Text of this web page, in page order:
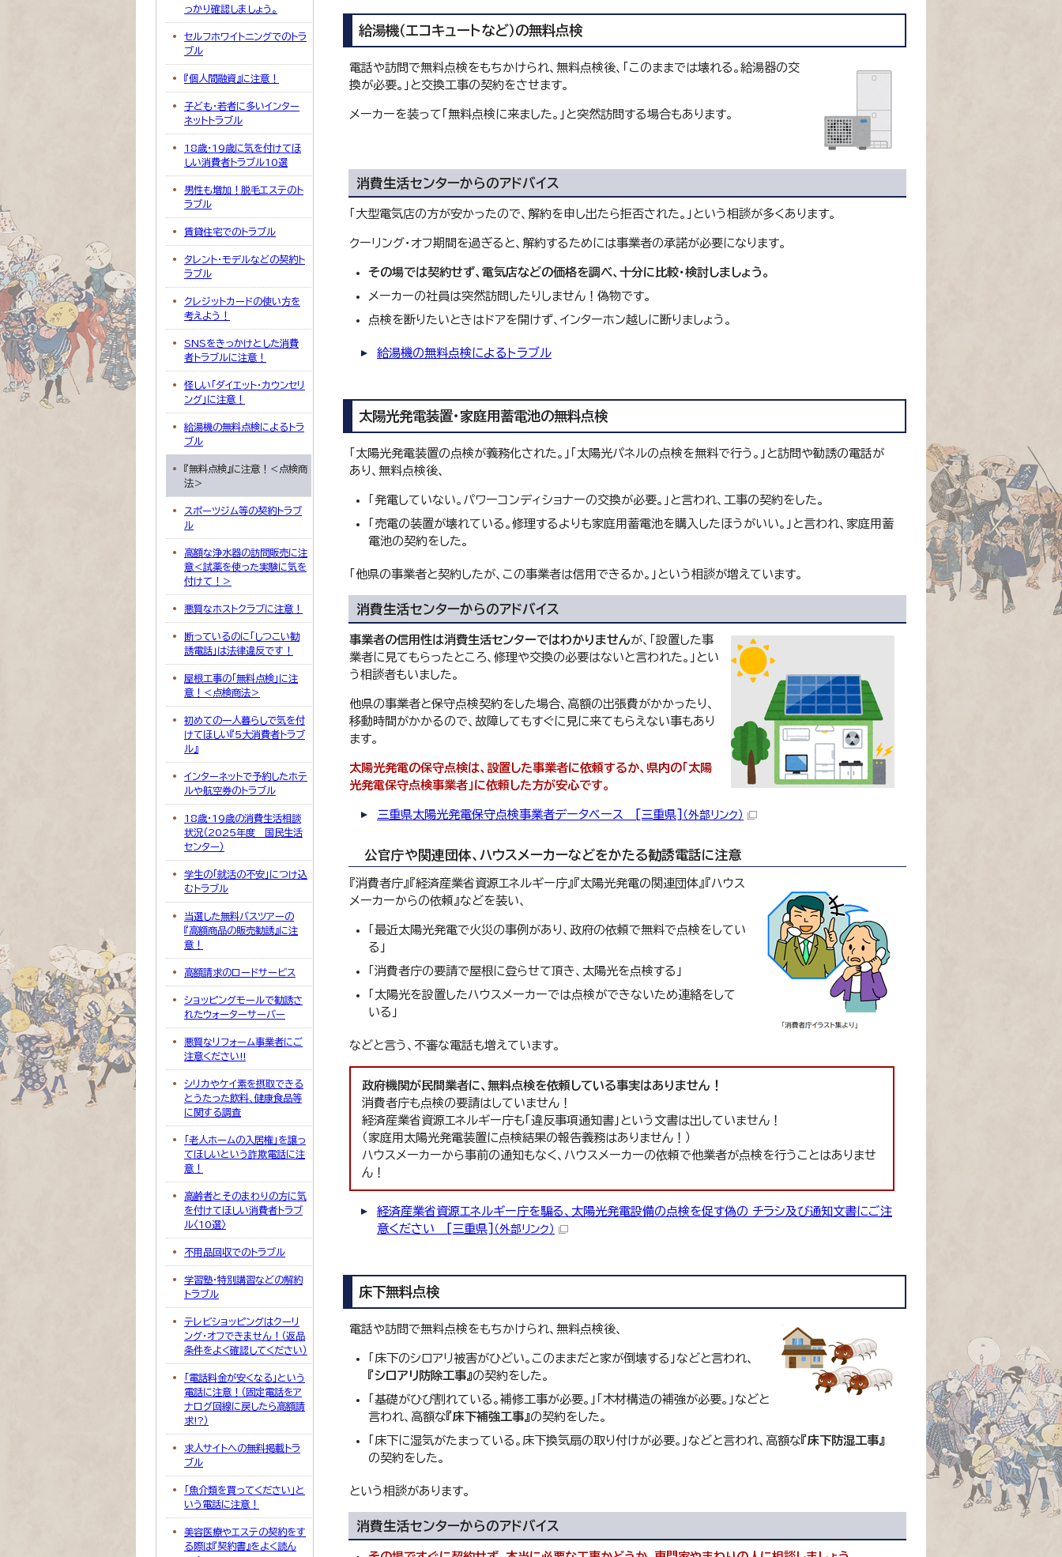
給湯機（エコキュートなど）の無料点検
電話や訪問で無料点検をもちかけられ、無料点検後、「このままでは壊れる。給湯器の交
換が必要。」と交換工事の契約をさせます。
メーカーを装って「無料点検に来ました。」と突然訪問する場合もあります。
消費生活センターからのアドバイス
「大型電気店の方が安かったので、解約を申し出たら拒否された。」という相談が多くあります。
クーリング・オフ期間を過ぎると、解約するためには事業者の承諾が必要になります。
その場では契約せず、電気店などの価格を調べ、十分に比較・検討しましょう。
メーカーの社員は突然訪問したりしません！偽物です。
点検を断りたいときはドアを開けず、インターホン越しに断りましょう。
給湯機の無料点検によるトラブル
太陽光発電装置・家庭用蓄電池の無料点検
「太陽光発電装置の点検が義務化された。」「太陽光パネルの点検を無料で行う。」と訪問や勧誘の電話が
あり、無料点検後、
「発電していない。パワーコンディショナーの交換が必要。」と言われ、工事の契約をした。
「売電の装置が壊れている。修理するよりも家庭用蓄電池を購入したほうがいい。」と言われ、家庭用蓄
電池の契約をした。
「他県の事業者と契約したが、この事業者は信用できるか。」という相談が増えています。
消費生活センターからのアドバイス
事業者の信用性は消費生活センターではわかりませんが、「設置した事
業者に見てもらったところ、修理や交換の必要はないと言われた。」とい
う相談者もいました。
他県の事業者と保守点検契約をした場合、高額の出張費がかかったり、
移動時間がかかるので、故障してもすぐに見に来てもらえない事もあり
ます。
太陽光発電の保守点検は、設置した事業者に依頼するか、県内の「太陽
光発電保守点検事業者」に依頼した方が安心です。
三重県太陽光発電保守点検事業者データベース [三重県] （外部リンク）
公官庁や関連団体、ハウスメーカーなどをかたる勧誘電話に注意
『消費者庁』『経済産業省資源エネルギー庁』『太陽光発電の関連団体』『ハウス
メーカーからの依頼』などを装い、
「最近太陽光発電で火災の事例があり、政府の依頼で無料で点検をしてい
る」
「消費者庁の要請で屋根に登らせて頂き、太陽光を点検する」
「太陽光を設置したハウスメーカーでは点検ができないため連絡をして
いる」
などと言う、不審な電話も増えています。
政府機関が民間業者に、無料点検を依頼している事実はありません！
消費者庁も点検の要請はしていません！
経済産業省資源エネルギー庁も「違反事項通知書」という文書は出していません！
（家庭用太陽光発電装置に点検結果の報告義務はありません！）
ハウスメーカーから事前の通知もなく、ハウスメーカーの依頼で他業者が点検を行うことはありませ
ん！
経済産業省資源エネルギー庁を騙る、太陽光発電設備の点検を促す偽の チラシ及び通知文書にご注
意ください [三重県]
（外部リンク）
床下無料点検
電話や訪問で無料点検をもちかけられ、無料点検後、
「床下のシロアリ被害がひどい。このままだと家が倒壊する」などと言われ、
『シロアリ防除工事』の契約をした。
「基礎がひび割れている。補修工事が必要。」「木材構造の補強が必要。」などと
言われ、高額な『床下補強工事』の契約をした。
「床下に湿気がたまっている。床下換気扇の取り付けが必要。」などと言われ、高額な『床下防湿工事』
の契約をした。
という相談があります。
消費生活センターからのアドバイス
っかり確認しましょう。
セルフホワイトニングでのトラ
ブル
『個人間融資』に注意！
子ども・若者に多いインター
ネットトラブル
18歳・19歳に気を付けてほ
しい消費者トラブル10選
男性も増加！脱毛エステのト
ラブル
賃貸住宅でのトラブル
タレント・モデルなどの契約ト
ラブル
クレジットカードの使い方を
考えよう！
SNSをきっかけとした消費
者トラブルに注意！
怪しい「ダイエット・カウンセリ
ング」に注意！
給湯機の無料点検によるトラ
ブル
『無料点検』に注意！＜点検商
法＞
スポーツジム等の契約トラブ
ル
高額な浄水器の訪問販売に注
意＜試薬を使った実験に気を
付けて！＞
悪質なホストクラブに注意！
断っているのに「しつこい勧
誘電話」は法律違反です！
屋根工事の「無料点検」に注
意！＜点検商法＞
初めての一人暮らしで気を付
けてほしい『5大消費者トラブ
ル』
インターネットで予約したホテ
ルや航空券のトラブル
18歳・19歳の消費生活相談
状況（2025年度 国民生活
センター）
学生の「就活の不安」につけ込
むトラブル
当選した無料バスツアーの
『高額商品の販売勧誘』に注
意！
高額請求のロードサービス
ショッピングモールで勧誘さ
れたウォーターサーバー
悪質なリフォーム事業者にご
注意ください!!
シリカやケイ素を摂取できる
とうたった飲料、健康食品等
に関する調査
「老人ホームの入居権」を譲っ
てほしいという詐欺電話に注
意！
高齢者とそのまわりの方に気
を付けてほしい消費者トラブ
ル〈10選〉
不用品回収でのトラブル
学習塾・特別講習などの解約
トラブル
テレビショッピングはクーリ
ング・オフできません！（返品
条件をよく確認してください）
「電話料金が安くなる」という
電話に注意！（固定電話をア
ナログ回線に戻したら高額請
求!?）
求人サイトへの無料掲載トラ
ブル
「魚介類を買ってください」と
いう電話に注意！
美容医療やエステの契約をす
る際は『契約書』をよく読ん